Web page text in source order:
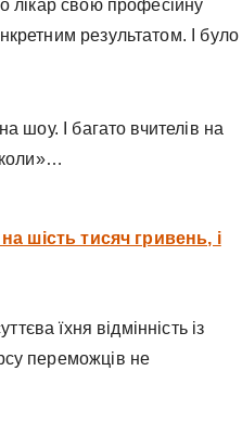
лікар свою професійну
результатом. І було
шоу. І багато вчителів на
шість тисяч гривень, і
їхня відмінність із
переможців не